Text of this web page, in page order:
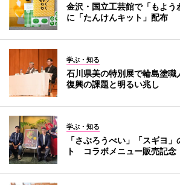
金沢・国立工芸館で「もよ
に「たんけんキット」配布
学ぶ・知る
石川県美の特別展で輪島塗
復興の課題と明るい兆し
学ぶ・知る
「さぶろうべい」「スギヨ
ト コラボメニュー販売記念